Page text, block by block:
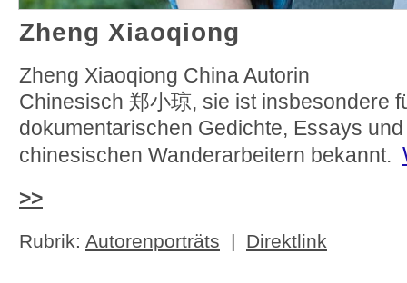
Zheng Xiaoqiong
Zheng Xiaoqiong China Autorin
Chinesisch 郑小琼, sie ist insbesondere
dokumentarischen Gedichte, Essays
chinesischen Wanderarbeitern bekannt.
>>
Rubrik: Autorenporträts | Direktlink